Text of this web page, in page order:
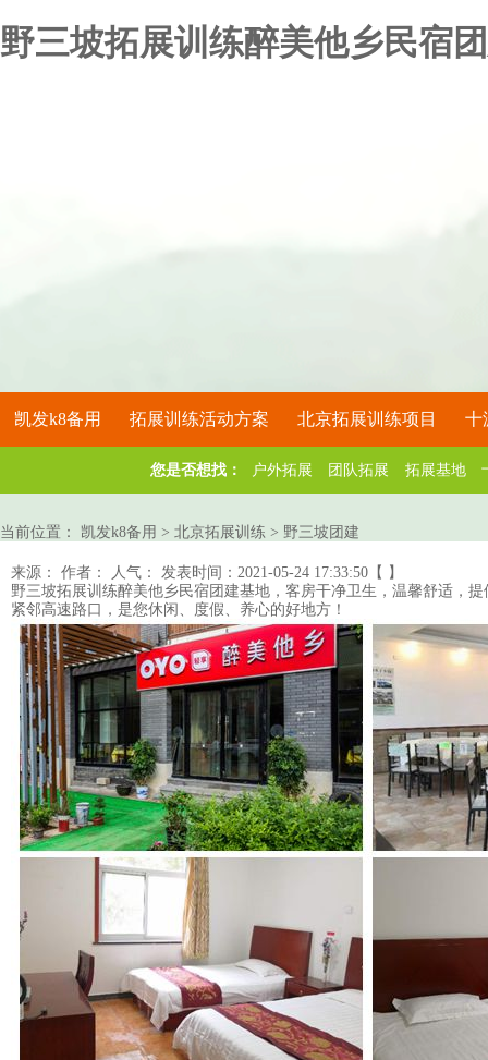
野三坡拓展训练醉美他乡民宿
凯发k8备用 拓展训练活动方案 北京拓展训练项目 十
您是否想找： 户外拓展 团队拓展 拓展基地
当前位置： 凯发k8备用 > 北京拓展训练 > 野三坡团建
来源： 作者： 人气： 发表时间：2021-05-24 17:33:50【 】
野三坡拓展训练醉美他乡民宿团建基地，客房干净卫生，温馨舒适，
紧邻高速路口，是您休闲、度假、养心的好地方！